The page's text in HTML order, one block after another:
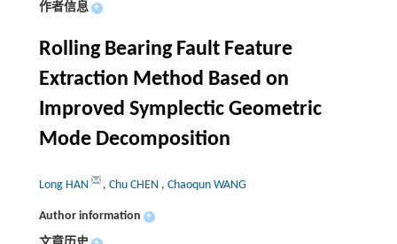
作者信息 +
Rolling Bearing Fault Feature
Extraction Method Based on
Improved Symplectic Geometric
Mode Decomposition
Long HAN , Chu CHEN , Chaoqun WANG
Author information +